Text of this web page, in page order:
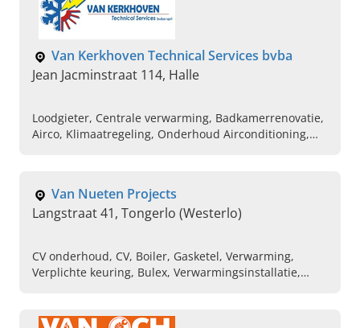
Van Kerkhoven Technical Services bvba
Jean Jacminstraat 114, Halle
Loodgieter, Centrale verwarming, Badkamerrenovatie,
Airco, Klimaatregeling, Onderhoud Airconditioning,
Van Nueten Projects
Langstraat 41, Tongerlo (Westerlo)
CV onderhoud, CV, Boiler, Gasketel, Verwarming,
Verplichte keuring, Bulex, Verwarmingsinstallatie,